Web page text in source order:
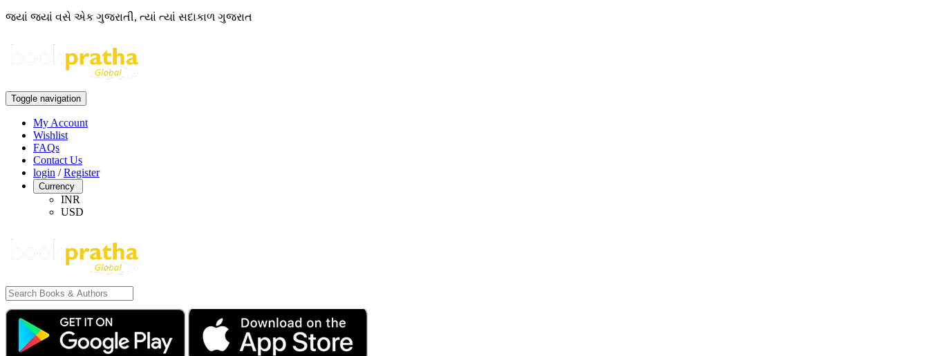
જ્યાં જ્યાં વસે એક ગુજરાતી, ત્યાં ત્યાં સદાકાળ ગુજરાત
Toggle navigation
My Account
Wishlist
FAQs
Contact Us
login /Register
Currency
INR
USD